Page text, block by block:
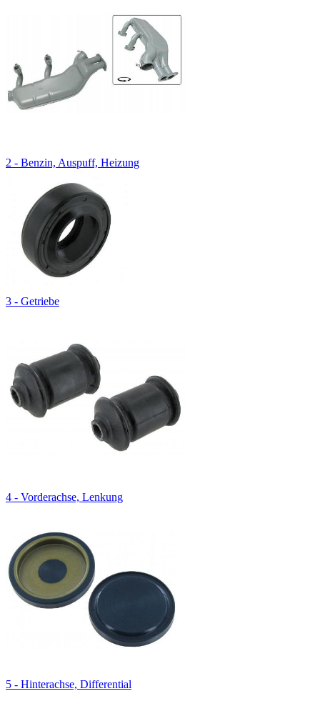
2 - Benzin, Auspuff, Heizung
3 - Getriebe
4 - Vorderachse, Lenkung
5 - Hinterachse, Differential